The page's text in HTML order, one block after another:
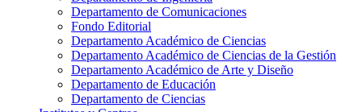
Departamento de Comunicaciones
Fondo Editorial
Departamento Académico de Ciencias
Departamento Académico de Ciencias de la Gestión
Departamento Académico de Arte y Diseño
Departamento de Educación
Departamento de Ciencias